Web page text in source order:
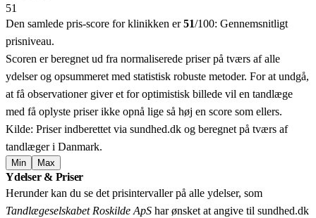
51
Den samlede pris-score for klinikken er51/100: Gennemsnitligt
prisniveau.
Scoren er beregnet ud fra normaliserede priser på tværs af alle
ydelser og opsummeret med statistisk robuste metoder. For at undgå,
at få observationer giver et for optimistisk billede vil en tandlæge
med få oplyste priser ikke opnå lige så høj en score som ellers.
Kilde: Priser indberettet via sundhed.dk og beregnet på tværs af
tandlæger i Danmark.
Min Max
+
−
Ydelser & Priser
Herunder kan du se det prisintervaller på alle ydelser, som
Tandlægeselskabet Roskilde ApS har ønsket at angive til sundhed.dk